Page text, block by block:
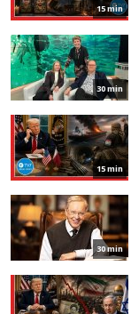
15 min
30 min
15 min
30 min